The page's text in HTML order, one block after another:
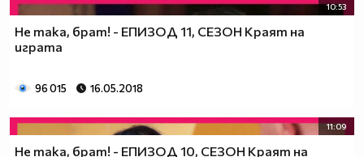
10:53
Не така, брат! - ЕПИЗОД 11, СЕЗОН Краят на
играта
96 015 16.05.2018
11:09
Не така, брат! - ЕПИЗОД 10, СЕЗОН Краят на